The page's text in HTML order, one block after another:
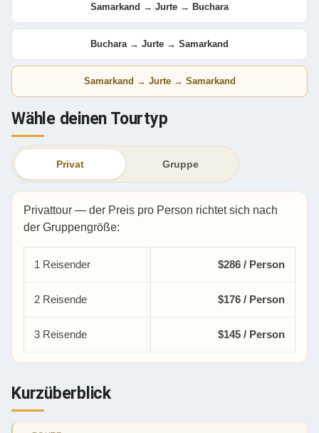
Samarkand → Jurte → Buchara
Buchara → Jurte → Samarkand
Samarkand → Jurte → Samarkand
Wähle deinen Tourtyp
Privat Gruppe
Privattour — der Preis pro Person richtet sich nach
der Gruppengröße:
1 Reisender $286 / Person
2 Reisende $176 / Person
3 Reisende $145 / Person
Kurzüberblick